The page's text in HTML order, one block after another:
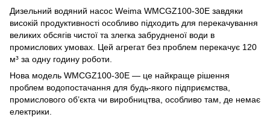
Дизельний водяний насос Weima WMCGZ100-30E завдяки
високій продуктивності особливо підходить для перекачування
великих обсягів чистої та злегка забрудненої води в
промислових умовах. Цей агрегат без проблем перекачує 120
м³ за одну годину роботи.
Нова модель WMCGZ100-30E — це найкраще рішення
проблем водопостачання для будь-якого підприємства,
промислового об’єкта чи виробництва, особливо там, де немає
електрики.